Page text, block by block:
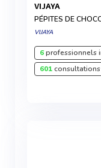
VIJAYA
PÉPITES DE
VIJAYA
6professionnels
601